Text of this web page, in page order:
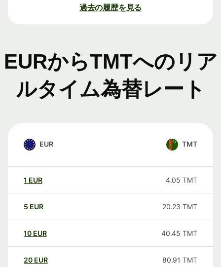
過去の履歴を見る
EURからTMTへのリア
ルタイム為替レート
EUR TMT
1 EUR 4.05 TMT
5 EUR 20.23 TMT
10 EUR 40.45 TMT
20 EUR 80.91 TMT